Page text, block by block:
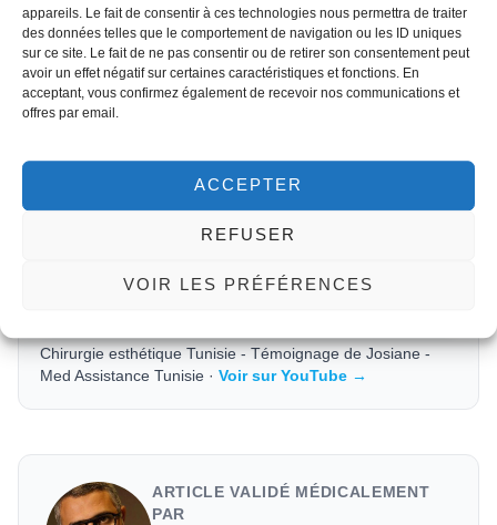
appareils. Le fait de consentir à ces technologies nous permettra de traiter
des données telles que le comportement de navigation ou les ID uniques
sur ce site. Le fait de ne pas consentir ou de retirer son consentement peut
avoir un effet négatif sur certaines caractéristiques et fonctions. En
acceptant, vous confirmez également de recevoir nos communications et
offres par email.
ACCEPTER
REFUSER
VOIR LES PRÉFÉRENCES
TÉMOIGNAGE PATIENT
Cliquez pour accepter les
cookies marketing et activer ce
contenu
Chirurgie esthétique Tunisie - Témoignage de Josiane -
Med Assistance Tunisie ·Voir sur YouTube →
ARTICLE VALIDÉ MÉDICALEMENT
PAR